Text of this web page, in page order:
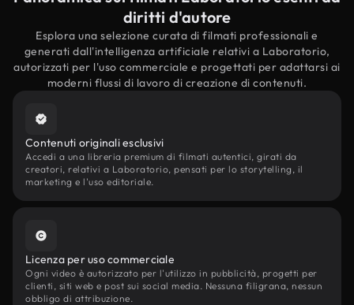
diritti d'autore
Esplora una selezione curata di filmati professionali e
generati dall'intelligenza artificiale relativi a Laboratorio,
autorizzati per l'uso commerciale e progettati per adattarsi ai
moderni flussi di lavoro di creazione di contenuti.
Contenuti originali esclusivi
Accedi a una libreria premium di filmati autentici, girati da
creatori, relativi a Laboratorio, pensati per lo storytelling, il
marketing e l'uso editoriale.
Licenza per uso commerciale
Ogni video è autorizzato per l'utilizzo in pubblicità, progetti per
clienti, siti web e post sui social media. Nessuna filigrana, nessun
obbligo di attribuzione.